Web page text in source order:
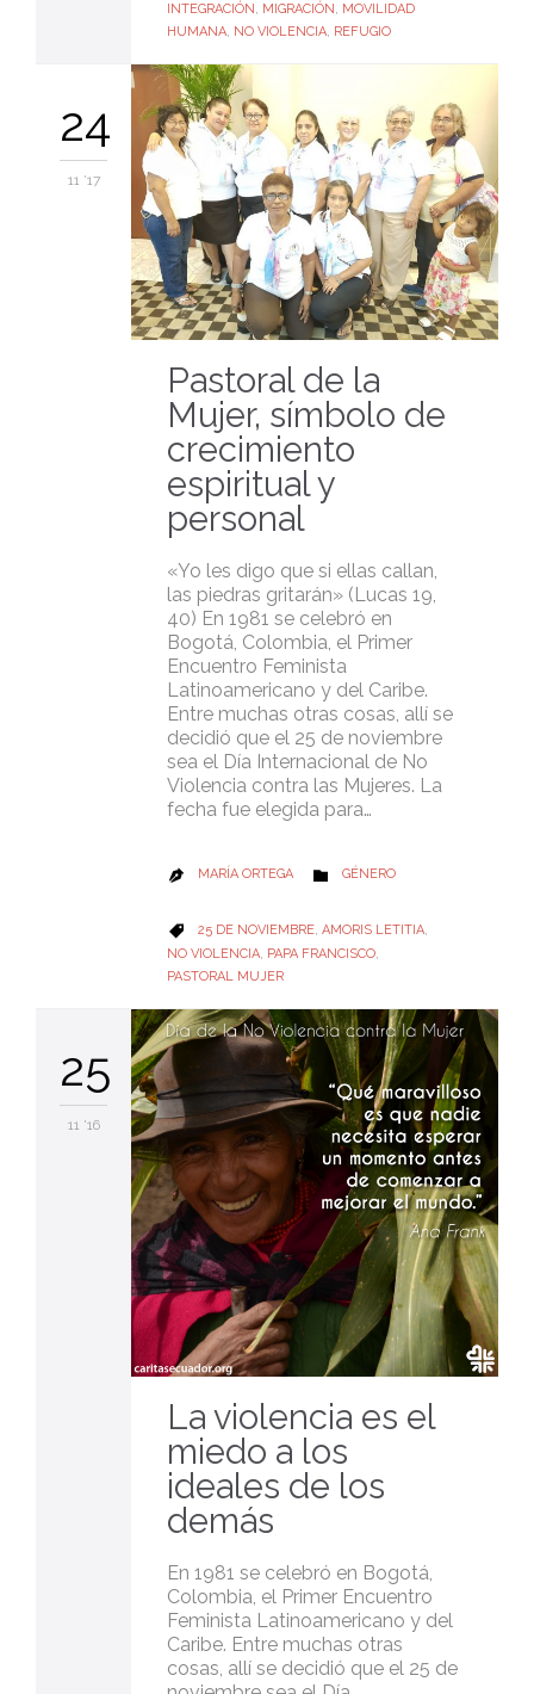
INTEGRACIÓN , MIGRACIÓN , MOVILIDAD
HUMANA, NO VIOLENCIA, REFUGIO
24
11 '17
Pastoral de la
Mujer, símbolo de
crecimiento
espiritual y
personal
«Yo les digo que si ellas callan,
las piedras gritarán» (Lucas 19,
40) En 1981 se celebró en
Bogotá, Colombia, el Primer
Encuentro Feminista
Latinoamericano y del Caribe.
Entre muchas otras cosas, allí se
decidió que el 25 de noviembre
sea el Día Internacional de No
Violencia contra las Mujeres. La
fecha fue elegida para…
 MARÍA ORTEGA  CATEGORY
GÉNERO
 CATEGORY
25 DE NOVIEMBRE, AMORIS LETITIA,
NO VIOLENCIA PAPA FRANCISCO
PASTORAL MUJER
25
11 '16
La violencia es el
miedo a los
ideales de los
demás
En 1981 se celebró en Bogotá,
Colombia, el Primer Encuentro
Feminista Latinoamericano y del
Caribe. Entre muchas otras
cosas, allí se decidió que el 25 de